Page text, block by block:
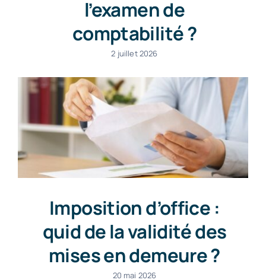
l’examen de
comptabilité ?
2 juillet 2026
Imposition d’office :
quid de la validité des
mises en demeure ?
20 mai 2026